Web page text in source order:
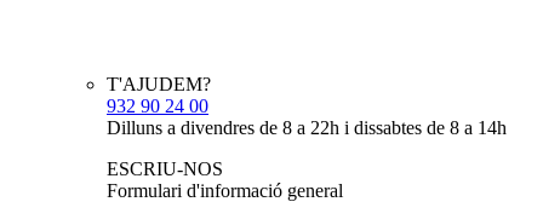
T'AJUDEM?
932 90 24 00
Dilluns a divendres de 8 a 22h i dissabtes de 8 a 14h
ESCRIU-NOS
Formulari d'informació general